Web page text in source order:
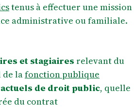
tenus à effectuer une mission
administrative ou familiale.
et stagiaires relevant du
de lafonction publique
de droit public, quelle
du contrat